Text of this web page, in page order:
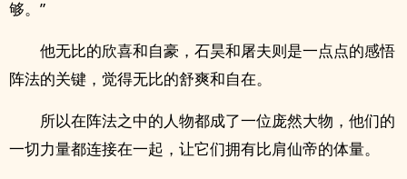
够。”
他无比的欣喜和自豪，石昊和屠夫则是一点点的感悟
阵法的关键，觉得无比的舒爽和自在。
所以在阵法之中的人物都成了一位庞然大物，他们的
一切力量都连接在一起，让它们拥有比肩仙帝的体量。